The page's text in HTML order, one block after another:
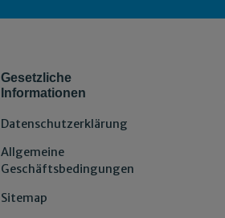
Gesetzliche
Informationen
Datenschutzerklärung
Allgemeine
Geschäftsbedingungen
Sitemap